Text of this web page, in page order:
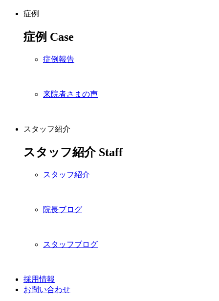
症例
症例 Case
症例報告
来院者さまの声
スタッフ紹介
スタッフ紹介 Staff
スタッフ紹介
院長ブログ
スタッフブログ
採用情報
お問い合わせ